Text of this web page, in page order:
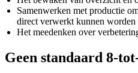
Samenwerken met productie
direct verwerkt kunnen worden
Het meedenken over
Geen standaard 8-